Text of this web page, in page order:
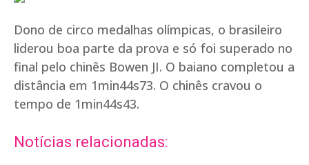
Dono de circo medalhas olímpicas, o brasileiro
liderou boa parte da prova e só foi superado no
final pelo chinês Bowen JI. O baiano completou a
distância em 1min44s73. O chinês cravou o
tempo de 1min44s43.
Notícias relacionadas: